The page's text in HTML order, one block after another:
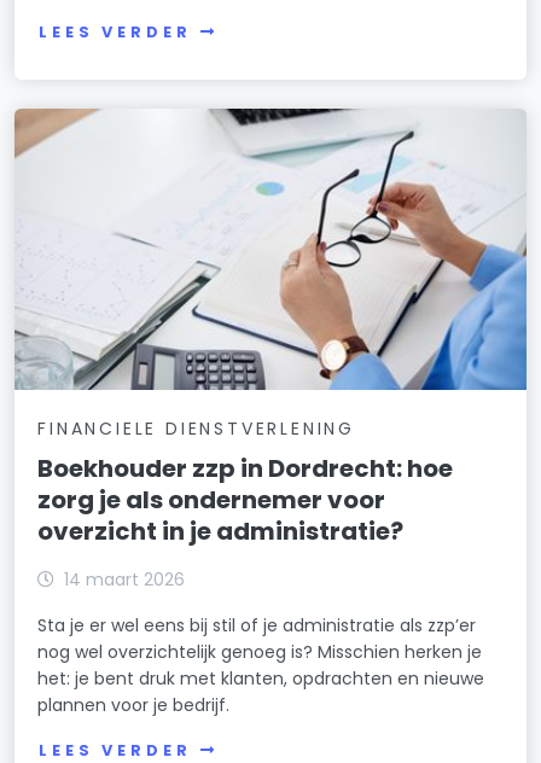
LEES VERDER
FINANCIELE DIENSTVERLENING
Boekhouder zzp in Dordrecht: hoe
zorg je als ondernemer voor
overzicht in je administratie?
14 maart 2026
Sta je er wel eens bij stil of je administratie als zzp’er
nog wel overzichtelijk genoeg is? Misschien herken je
het: je bent druk met klanten, opdrachten en nieuwe
plannen voor je bedrijf.
LEES VERDER